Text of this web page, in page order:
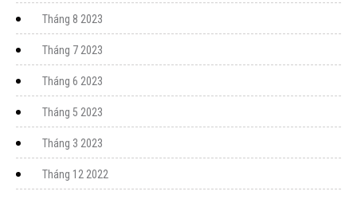
Tháng 8 2023
Tháng 7 2023
Tháng 6 2023
Tháng 5 2023
Tháng 3 2023
Tháng 12 2022